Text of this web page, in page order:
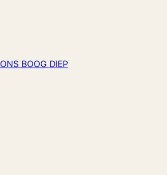
BOOG DIEP